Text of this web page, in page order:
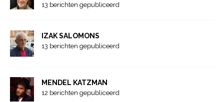
13 berichten gepubliceerd
IZAK SALOMONS
13 berichten gepubliceerd
MENDEL KATZMAN
12 berichten gepubliceerd